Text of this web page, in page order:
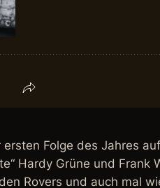
ersten Folge des Jahres
Hardy Grüne und
Rovers und auch mal